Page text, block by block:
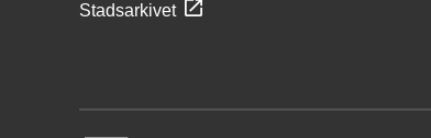
Stadsarkivet